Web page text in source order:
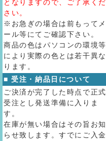
となりますので、ご了承くだ
さい。
※お急ぎの場合は前もってメ
ール等にてご確認下さい。
商品の色はパソコンの環境等
により実際の色とは若干異な
ります。
■ 受注・納品日について
ご決済が完了した時点で正式
受注とし発送準備に入りま
す。
在庫が無い場合はその旨お知
らせ致します。すでにご入金